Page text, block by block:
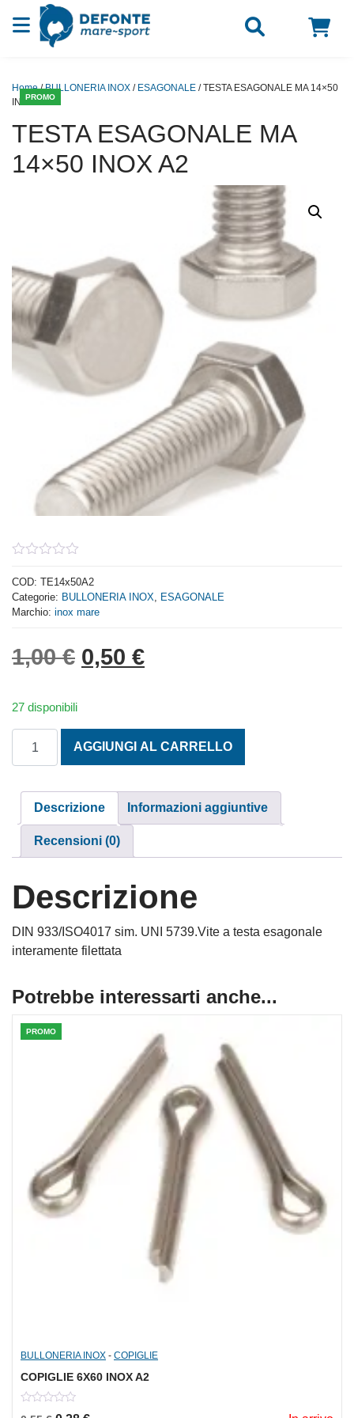
Vai al contenuto
PROMO
Home/BULLONERIA INOX / ESAGONALE / TESTA ESAGONALE MA 14×50
INOX A2
TESTA ESAGONALE MA
14×50 INOX A2
out
of
5
COD: TE14x50A2
Categorie: BULLONERIA INOX, ESAGONALE
Marchio: inox mare
1,00€ Il prezzo originale era:
0,50 €Il prezzo attuale è:
27 disponibili
AGGIUNGI AL CARRELLO
Descrizione Informazioni aggiuntive
Recensioni (0)
Descrizione
DIN 933/ISO4017 sim. UNI 5739.Vite a testa esagonale
interamente filettata
Potrebbe interessarti anche...
PROMO
BULLONERIA INOX - COPIGLIE
COPIGLIE 6X60 INOX A2